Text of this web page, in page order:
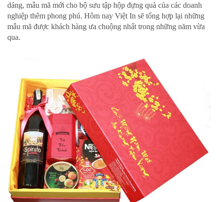
dáng, mẫu mã mới cho bộ sưu tập hộp đựng quà của các doanh
nghiệp thêm phong phú. Hôm nay Việt In sẽ tổng hợp lại những
mẫu mã được khách hàng ưa chuộng nhất trong những năm vừa
qua.